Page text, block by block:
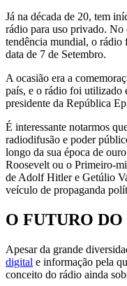
Já na década de 20, tem
rádio para uso privado. No
tendência mundial, o rádio
data de 7 de Setembro.
A ocasião era a
país, e o rádio foi utilizado
presidente da República
É interessante notarmos
radiodifusão e poder
longo da sua época de
Roosevelt ou o Primeiro-
de Adolf Hitler e Getúlio
veículo de propaganda
O FUTURO
Apesar da grande
digital e informação pela
conceito do rádio ainda